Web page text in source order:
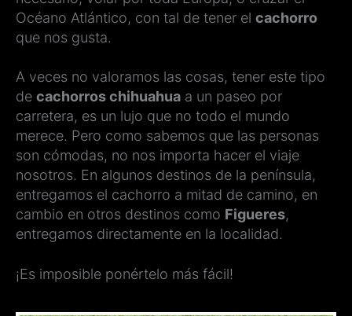
Océano Atlántico, con tal de tener el cachorro
que nos gusta.
A veces no valoramos las cosas, tener este tipo
de cachorros chihuahua a un paseo por
carretera, es un lujo que no todo el mundo
merece. Pero como sabemos que las personas
son cómodas, no nos importa hacer el viaje
nosotros. En algunos destinos de la península,
entregamos el cachorro a mitad de camino, en
cambio en otros destinos como Figueres,
entregamos directamente en la localidad.
¡Es imposible ponértelo más fácil!